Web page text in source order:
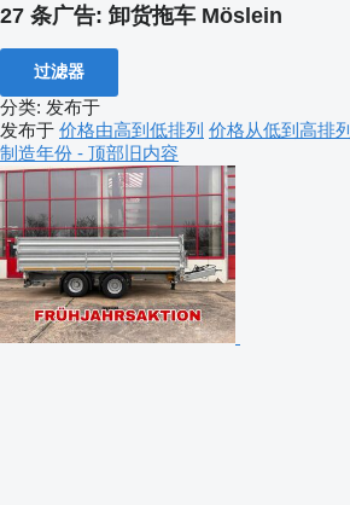
27 条广告: 卸货拖车 Möslein
过滤器
分类: 发布于
发布于 价格由高到低排列 价格从低到高排列
制造年份 - 顶部旧内容